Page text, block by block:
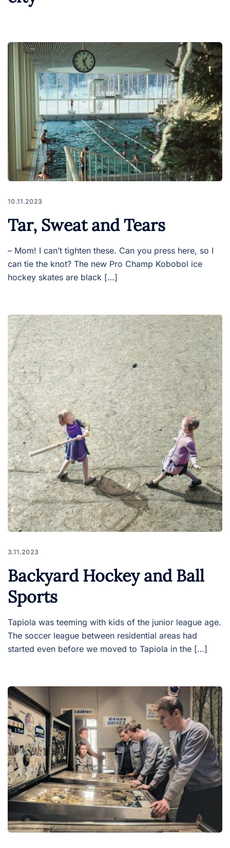
10.11.2023
Tar, Sweat and Tears
– Mom! I can’t tighten these. Can you press here, so I
can tie the knot? The new Pro Champ Kobobol ice
hockey skates are black […]
3.11.2023
Backyard Hockey and Ball
Sports
Tapiola was teeming with kids of the junior league age.
The soccer league between residential areas had
started even before we moved to Tapiola in the […]